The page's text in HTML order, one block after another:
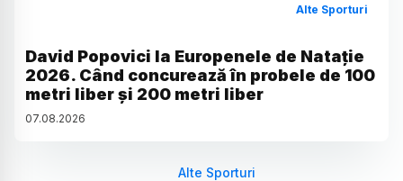
Alte Sporturi
David Popovici la Europenele de Natație
2026. Când concurează în probele de 100
metri liber și 200 metri liber
07.08.2026
Alte Sporturi